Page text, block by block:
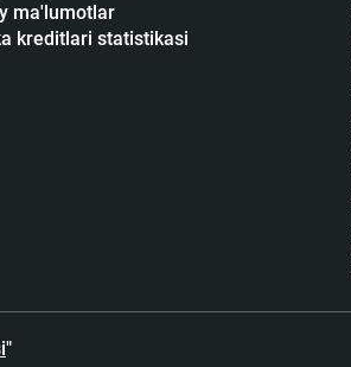
ma'lumotlar
kreditlari statistikasi
"